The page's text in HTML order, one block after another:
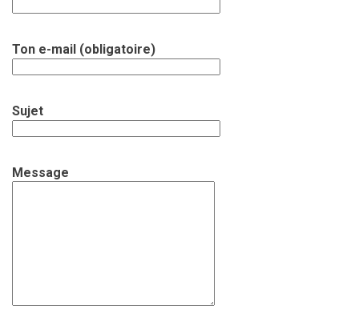
Ton e-mail (obligatoire)
Sujet
Message